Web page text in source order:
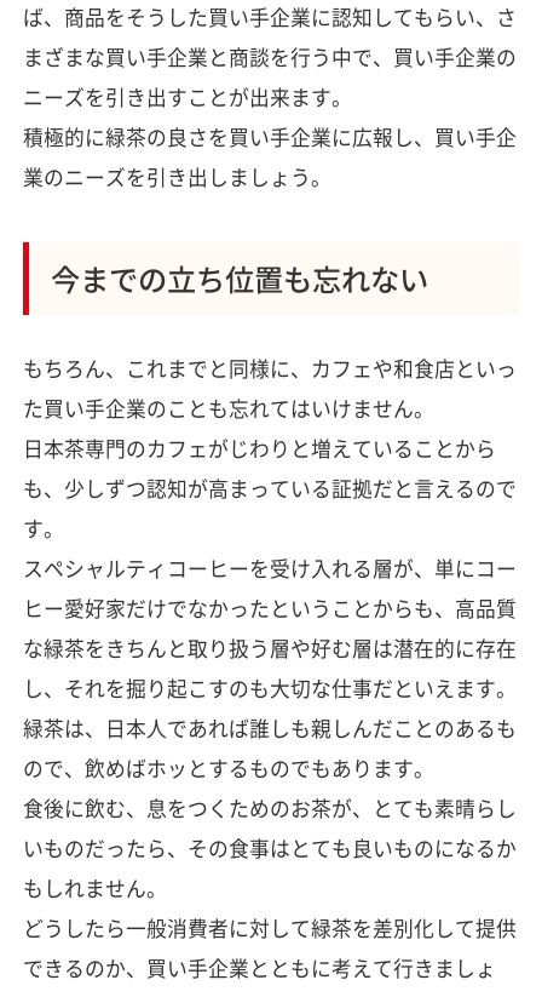
ば、商品をそうした買い手企業に認知してもらい、さ
まざまな買い手企業と商談を行う中で、買い手企業の
ニーズを引き出すことが出来ます。
積極的に緑茶の良さを買い手企業に広報し、買い手企
業のニーズを引き出しましょう。
今までの立ち位置も忘れない
もちろん、これまでと同様に、カフェや和食店といっ
た買い手企業のことも忘れてはいけません。
日本茶専門のカフェがじわりと増えていることから
も、少しずつ認知が高まっている証拠だと言えるので
す。
スペシャルティコーヒーを受け入れる層が、単にコー
ヒー愛好家だけでなかったということからも、高品質
な緑茶をきちんと取り扱う層や好む層は潜在的に存在
し、それを掘り起こすのも大切な仕事だといえます。
緑茶は、日本人であれば誰しも親しんだことのあるも
ので、飲めばホッとするものでもあります。
食後に飲む、息をつくためのお茶が、とても素晴らし
いものだったら、その食事はとても良いものになるか
もしれません。
どうしたら一般消費者に対して緑茶を差別化して提供
できるのか、買い手企業とともに考えて行きましょ